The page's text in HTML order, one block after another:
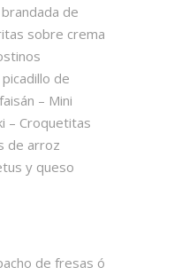
de
sobre crema
de
– Mini
– Croquetitas
de arroz
y queso
de fresas ó